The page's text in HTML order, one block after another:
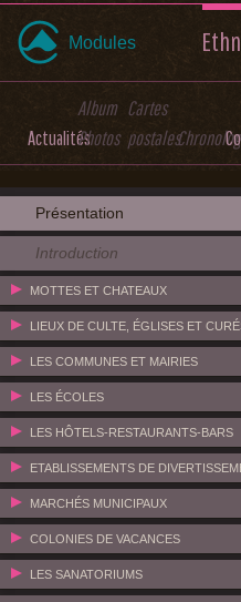
Modules
Actualités
Album
Photos
Cartes
postales
Présentation
Introduction
MOTTES ET CHATEAUX
LIEUX DE CULTE, ÉGLISES ET
LES COMMUNES ET MAIRIES
LES ÉCOLES
LES HÔTELS-RESTAURANTS-BARS
ETABLISSEMENTS DE
MARCHÉS MUNICIPAUX
COLONIES DE VACANCES
LES SANATORIUMS